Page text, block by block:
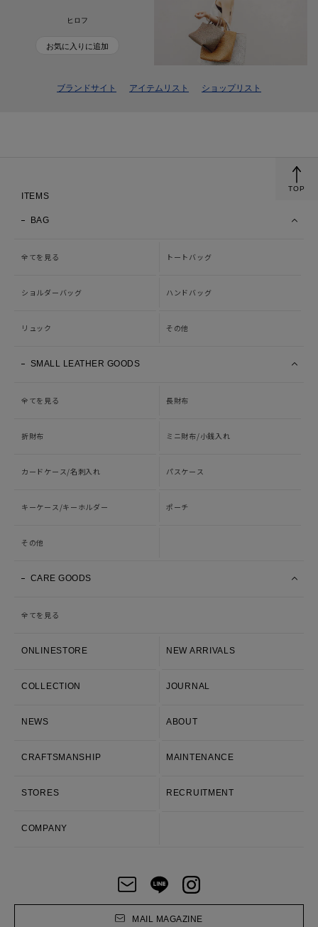
ヒロフ
お気に入りに追加
ブランドサイト アイテムリスト ショップリスト
ITEMS
BAG
全てを見る トートバッグ
ショルダーバッグ ハンドバッグ
リュック その他
SMALL LEATHER GOODS
全てを見る 長財布
折財布 ミニ財布/小銭入れ
カードケース/名刺入れ パスケース
キーケース/キーホルダー ポーチ
その他
CARE GOODS
全てを見る
ONLINESTORE NEW ARRIVALS
COLLECTION JOURNAL
NEWS ABOUT
CRAFTSMANSHIP MAINTENANCE
STORES RECRUITMENT
COMPANY
MAIL MAGAZINE
TOP